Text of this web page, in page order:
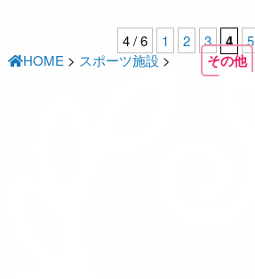
4 / 6 1 2 3 4 5
HOME > スポーツ施設 > その他